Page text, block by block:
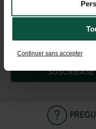
Continuer sans accepter
ofertas